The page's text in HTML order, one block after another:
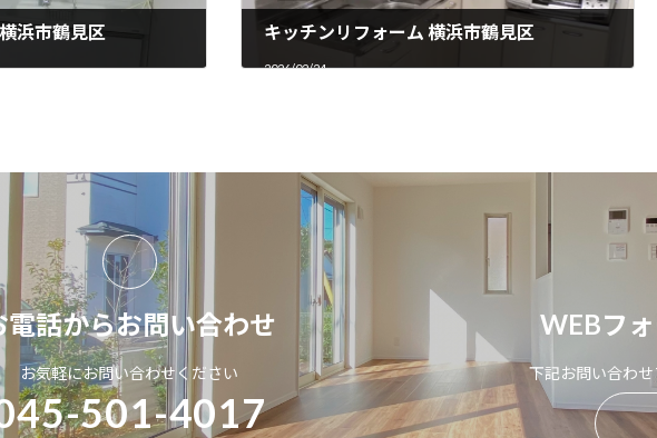
浜市鶴見区 キッチンリフォーム 横浜市鶴見区
2026/02/24
電話からお問い合わせ
お気軽にお問い合わせください
501-4017
WEBフ
下記お問い合わせ